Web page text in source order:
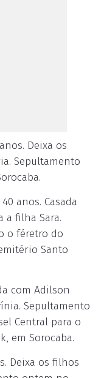
Deixa os
Sepultamento
40 anos. Casada
a filha Sara.
o féretro do
Santo
com Adilson
Sepultamento
Central para o
em Sorocaba.
Deixa os filhos